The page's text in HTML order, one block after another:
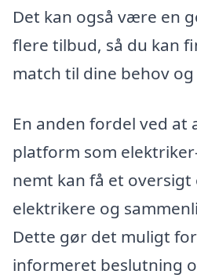
Det kan også være en
flere tilbud, så du kan
match til dine behov
En anden fordel ved at
platform som
nemt kan få et oversigt
elektrikere og
Dette gør det muligt
informeret beslutning